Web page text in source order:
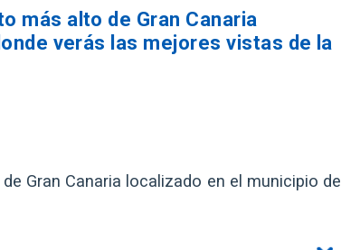
más alto de Gran Canaria
verás las mejores vistas de la
Gran Canaria localizado en el municipio de